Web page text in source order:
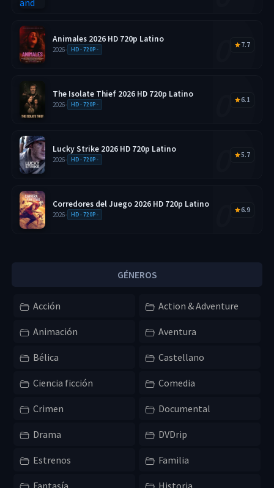
Animales 2026 HD 720p Latino
2026• HD - 720P -
7.7
The Isolate Thief 2026 HD 720p Latino
2026• HD - 720P -
6.1
Lucky Strike 2026 HD 720p Latino
2026• HD - 720P -
5.7
Corredores del Juego 2026 HD 720p Latino
2026• HD - 720P -
6.9
GÉNEROS
Acción Action & Adventure
Animación Aventura
Bélica Castellano
Ciencia ficción Comedia
Crimen Documental
Drama DVDrip
Estrenos Familia